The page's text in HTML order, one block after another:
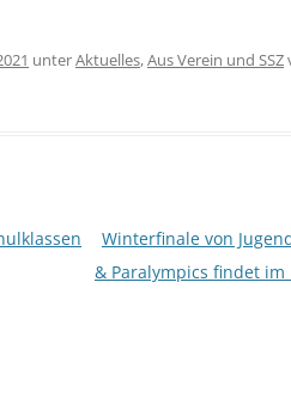
unterAktuelles,Aus Verein und SSZ
Winterfinale von
& Paralympics findet